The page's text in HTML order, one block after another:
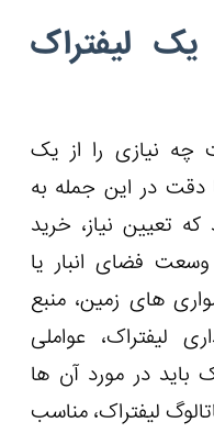
لیفتراک
چه نیازی را از یک
در این جمله به
تعیین نیاز، خرید
فضای انبار یا
های زمین، منبع
لیفتراک، عواملی
باید در مورد آن ها
لیفتراک، مناسب